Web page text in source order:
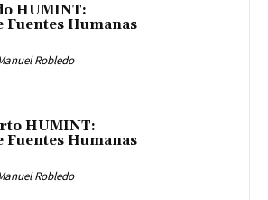
HUMINT:
Humanas
Robledo
HUMINT:
Humanas
Robledo